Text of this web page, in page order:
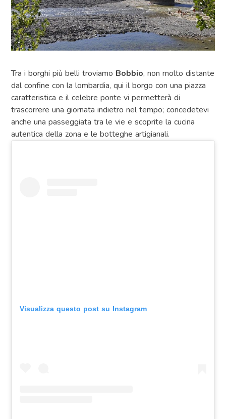
Tra i borghi più belli troviamo Bobbio, non molto distante
dal confine con la lombardia, qui il borgo con una piazza
caratteristica e il celebre ponte vi permetterà di
trascorrere una giornata indietro nel tempo; concedetevi
anche una passeggiata tra le vie e scoprite la cucina
autentica della zona e le botteghe artigianali.
Visualizza questo post su Instagram